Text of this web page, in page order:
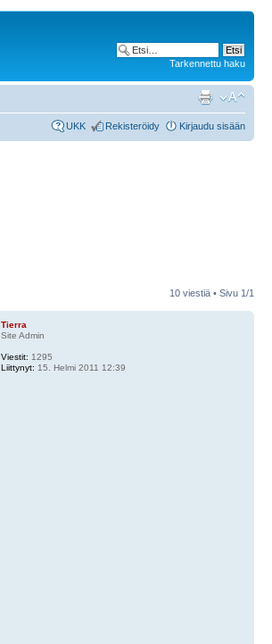
Tarkennettu haku
UKK Rekisteröidy Kirjaudu sisään
10 viestiä • Sivu 1/1
Tierra
Site Admin
Viestit: 1295
Liittynyt: 15. Helmi 2011 12:39